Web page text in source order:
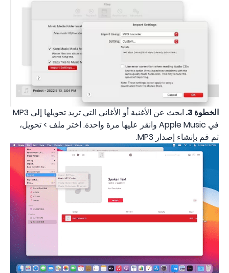
الخطوة 3.
ابحث عن الأغنية أو الأغاني التي تريد تحويلها إلى MP3
في Apple Music وانقر عليها مرة واحدة. اختر ملف > تحويل،
ثم قم بإنشاء إصدار MP3.